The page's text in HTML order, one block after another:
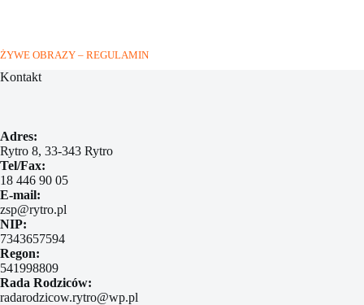
ŻYWE OBRAZY – REGULAMIN
Kontakt
Adres:
Rytro 8, 33-343 Rytro
Tel/Fax:
18 446 90 05
E-mail:
zsp@rytro.pl
NIP:
7343657594
Regon:
541998809
Rada Rodziców:
radarodzicow.rytro@wp.pl